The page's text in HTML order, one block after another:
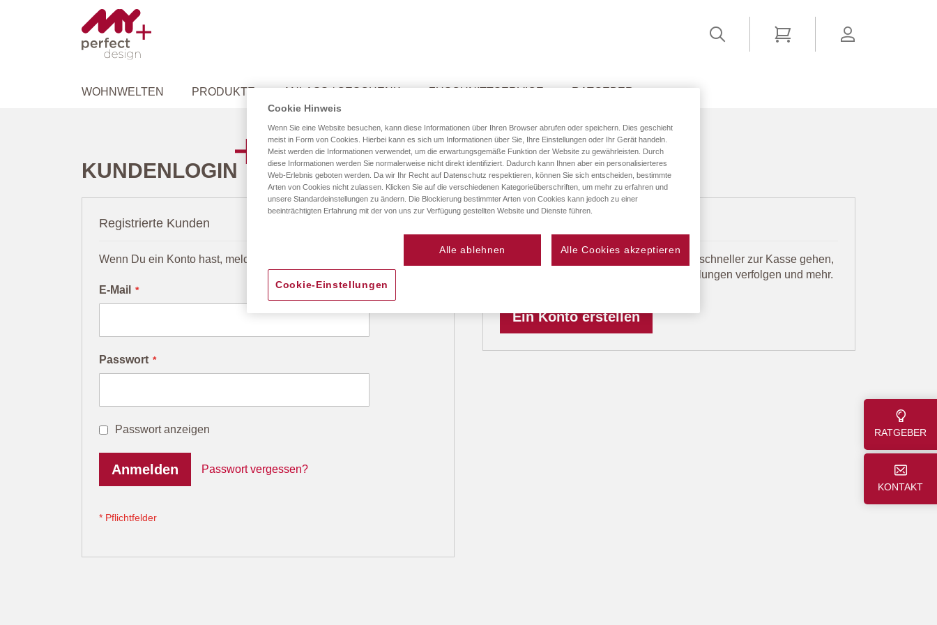
Mein Warenkorb
WOHNWELTEN PRODUKTE ANLASS / GESCHENK ZUSCHNITTSERVICE RATGEBER
KUNDENLOGIN
Registrierte Kunden
Wenn Du ein Konto hast, melde Dich mit Deiner E-Mail-Adresse an.
E-Mail
Passwort
Passwort anzeigen
Anmelden Passwort vergessen?
Ein Konto zu erstellen hat viele Vorteile: schneller zur Kasse gehen,
mehr als eine Adresse speichern, Bestellungen verfolgen und mehr.
Ein Konto erstellen
RATGEBER
KONTAKT
Cookie Hinweis
Wenn Sie eine Website besuchen, kann diese Informationen über Ihren Browser abrufen oder speichern. Dies geschieht
meist in Form von Cookies. Hierbei kann es sich um Informationen über Sie, Ihre Einstellungen oder Ihr Gerät handeln.
Meist werden die Informationen verwendet, um die erwartungsgemäße Funktion der Website zu gewährleisten. Durch
diese Informationen werden Sie normalerweise nicht direkt identifiziert. Dadurch kann Ihnen aber ein personalisierteres
Web-Erlebnis geboten werden. Da wir Ihr Recht auf Datenschutz respektieren, können Sie sich entscheiden, bestimmte
Arten von Cookies nicht zulassen. Klicken Sie auf die verschiedenen Kategorieüberschriften, um mehr zu erfahren und
unsere Standardeinstellungen zu ändern. Die Blockierung bestimmter Arten von Cookies kann jedoch zu einer
beeinträchtigten Erfahrung mit der von uns zur Verfügung gestellten Website und Dienste führen.
Alle ablehnen Alle Cookies akzeptieren
Cookie-Einstellungen